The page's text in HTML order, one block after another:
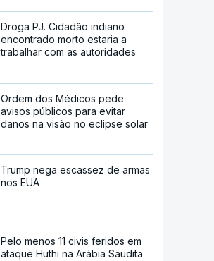
Droga PJ. Cidadão indiano
encontrado morto estaria a
trabalhar com as autoridades
Ordem dos Médicos pede
avisos públicos para evitar
danos na visão no eclipse solar
Trump nega escassez de armas
nos EUA
Pelo menos 11 civis feridos em
ataque Huthi na Arábia Saudita